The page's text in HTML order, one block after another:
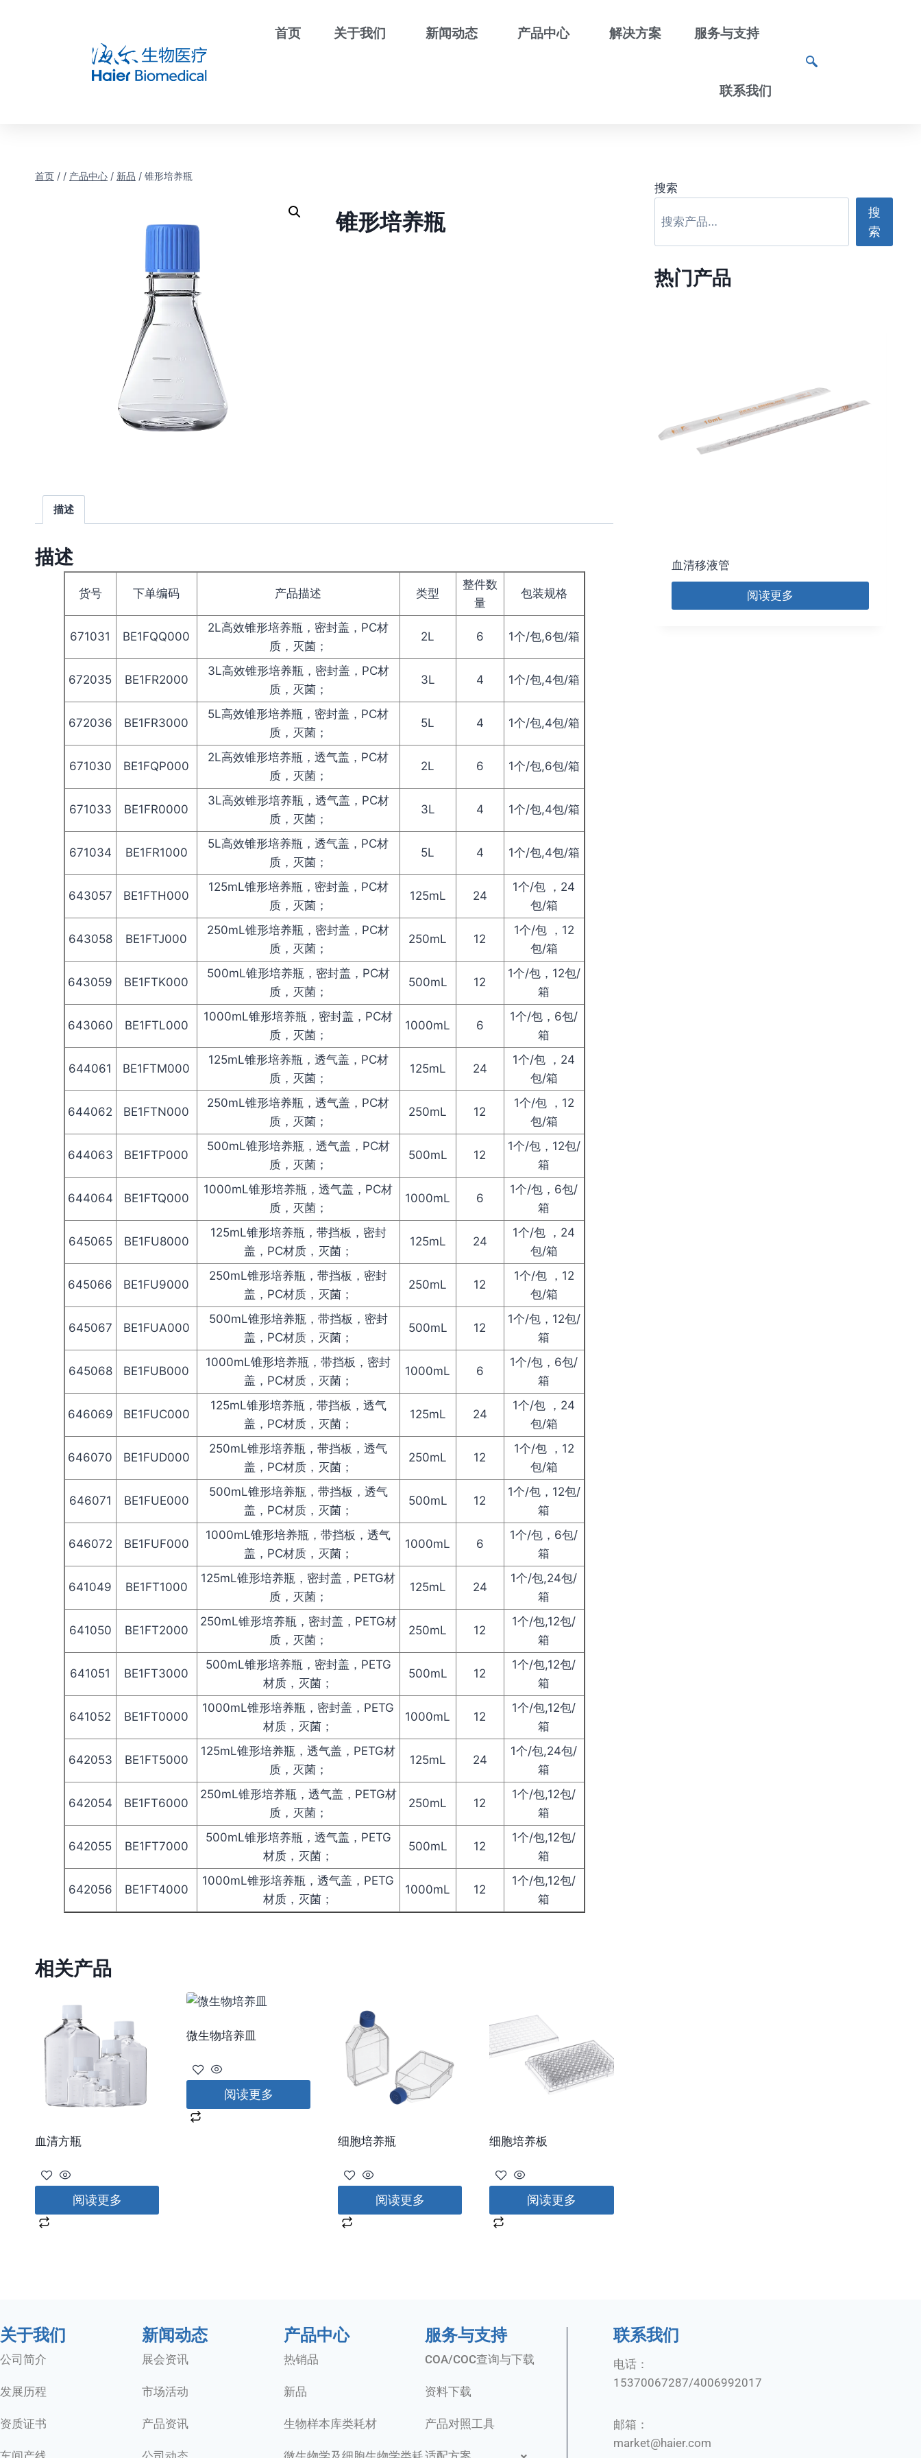
首页 关于我们 新闻动态 产品中心 解决方案 服务与支持
联系我们
首页 / / 产品中心 / 新品 / 锥形培养瓶
锥形培养瓶
描述
描述
货号 下单编码 产品描述 类型
整件数
量
包装规格
671031 BE1FQQ000
2L高效锥形培养瓶，密封盖，PC材
质，灭菌；
2L 6 1个/包,6包/箱
672035 BE1FR2000
3L高效锥形培养瓶，密封盖，PC材
质，灭菌；
3L 4 1个/包,4包/箱
672036 BE1FR3000
5L高效锥形培养瓶，密封盖，PC材
质，灭菌；
5L 4 1个/包,4包/箱
671030 BE1FQP000
2L高效锥形培养瓶，透气盖，PC材
质，灭菌；
2L 6 1个/包,6包/箱
671033 BE1FR0000
3L高效锥形培养瓶，透气盖，PC材
质，灭菌；
3L 4 1个/包,4包/箱
671034 BE1FR1000
5L高效锥形培养瓶，透气盖，PC材
质，灭菌；
5L 4 1个/包,4包/箱
643057 BE1FTH000
125mL锥形培养瓶，密封盖，PC材
质，灭菌；
125mL 24
1个/包 ，24
包/箱
643058 BE1FTJ000
250mL锥形培养瓶，密封盖，PC材
质，灭菌；
250mL 12
1个/包 ，12
包/箱
643059 BE1FTK000
500mL锥形培养瓶，密封盖，PC材
质，灭菌；
500mL 12
1个/包，12包/
箱
643060 BE1FTL000
1000mL锥形培养瓶，密封盖，PC材
质，灭菌；
1000mL 6
1个/包，6包/
箱
644061 BE1FTM000
125mL锥形培养瓶，透气盖，PC材
质，灭菌；
125mL 24
1个/包 ，24
包/箱
644062 BE1FTN000
250mL锥形培养瓶，透气盖，PC材
质，灭菌；
250mL 12
1个/包 ，12
包/箱
644063 BE1FTP000
500mL锥形培养瓶，透气盖，PC材
质，灭菌；
500mL 12
1个/包，12包/
箱
644064 BE1FTQ000
1000mL锥形培养瓶，透气盖，PC材
质，灭菌；
1000mL 6
1个/包，6包/
箱
645065 BE1FU8000
125mL锥形培养瓶，带挡板，密封
盖，PC材质，灭菌；
125mL 24
1个/包 ，24
包/箱
645066 BE1FU9000
250mL锥形培养瓶，带挡板，密封
盖，PC材质，灭菌；
250mL 12
1个/包 ，12
包/箱
645067 BE1FUA000
500mL锥形培养瓶，带挡板，密封
盖，PC材质，灭菌；
500mL 12
1个/包，12包/
箱
645068 BE1FUB000
1000mL锥形培养瓶，带挡板，密封
盖，PC材质，灭菌；
1000mL 6
1个/包，6包/
箱
646069 BE1FUC000
125mL锥形培养瓶，带挡板，透气
盖，PC材质，灭菌；
125mL 24
1个/包 ，24
包/箱
646070 BE1FUD000
250mL锥形培养瓶，带挡板，透气
盖，PC材质，灭菌；
250mL 12
1个/包 ，12
包/箱
646071 BE1FUE000
500mL锥形培养瓶，带挡板，透气
盖，PC材质，灭菌；
500mL 12
1个/包，12包/
箱
646072 BE1FUF000
1000mL锥形培养瓶，带挡板，透气
盖，PC材质，灭菌；
1000mL 6
1个/包，6包/
箱
641049 BE1FT1000
125mL锥形培养瓶，密封盖，PETG材
质，灭菌；
125mL 24
1个/包,24包/
箱
641050 BE1FT2000
250mL锥形培养瓶，密封盖，PETG材
质，灭菌；
250mL 12
1个/包,12包/
箱
641051 BE1FT3000
500mL锥形培养瓶，密封盖，PETG
材质，灭菌；
500mL 12
1个/包,12包/
箱
641052 BE1FT0000
1000mL锥形培养瓶，密封盖，PETG
材质，灭菌；
1000mL 12
1个/包,12包/
箱
642053 BE1FT5000
125mL锥形培养瓶，透气盖，PETG材
质，灭菌；
125mL 24
1个/包,24包/
箱
642054 BE1FT6000
250mL锥形培养瓶，透气盖，PETG材
质，灭菌；
250mL 12
1个/包,12包/
箱
642055 BE1FT7000
500mL锥形培养瓶，透气盖，PETG
材质，灭菌；
500mL 12
1个/包,12包/
箱
642056 BE1FT4000
1000mL锥形培养瓶，透气盖，PETG
材质，灭菌；
1000mL 12
1个/包,12包/
箱
相关产品
血清方瓶
阅读更多
微生物培养皿
阅读更多
细胞培养瓶
阅读更多
细胞培养板
阅读更多
搜索
搜
索
热门产品
血清移液管
阅读更多
关于我们
公司简介
发展历程
资质证书
新闻动态
展会资讯
市场活动
产品资讯
产品中心
热销品
新品
生物样本库类耗材
服务与支持
COA/COC查询与下载
资料下载
产品对照工具
联系我们
电话：
15370067287/4006992017
邮箱：
market@haier.com